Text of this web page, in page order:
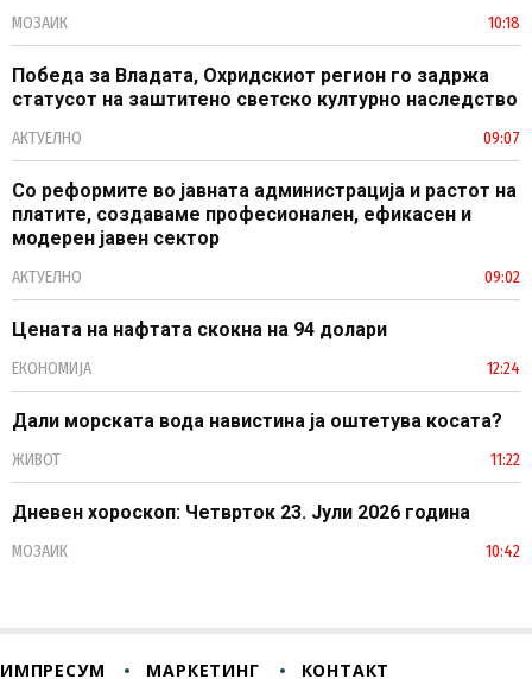
МОЗАИК 10:18
Победа за Владата, Охридскиот регион го задржа
статусот на заштитено светско културно наследство
АКТУЕЛНО 09:07
Со реформите во јавната администрација и растот на
платите, создаваме професионален, ефикасен и
модерен јавен сектор
АКТУЕЛНО 09:02
Цената на нафтата скокна на 94 долари
ЕКОНОМИЈА 12:24
Дали морската вода навистина ја оштетува косата?
ЖИВОТ 11:22
Дневен хороскоп: Четврток 23. Јули 2026 година
МОЗАИК 10:42
ИМПРЕСУМ МАРКЕТИНГ КОНТАКТ